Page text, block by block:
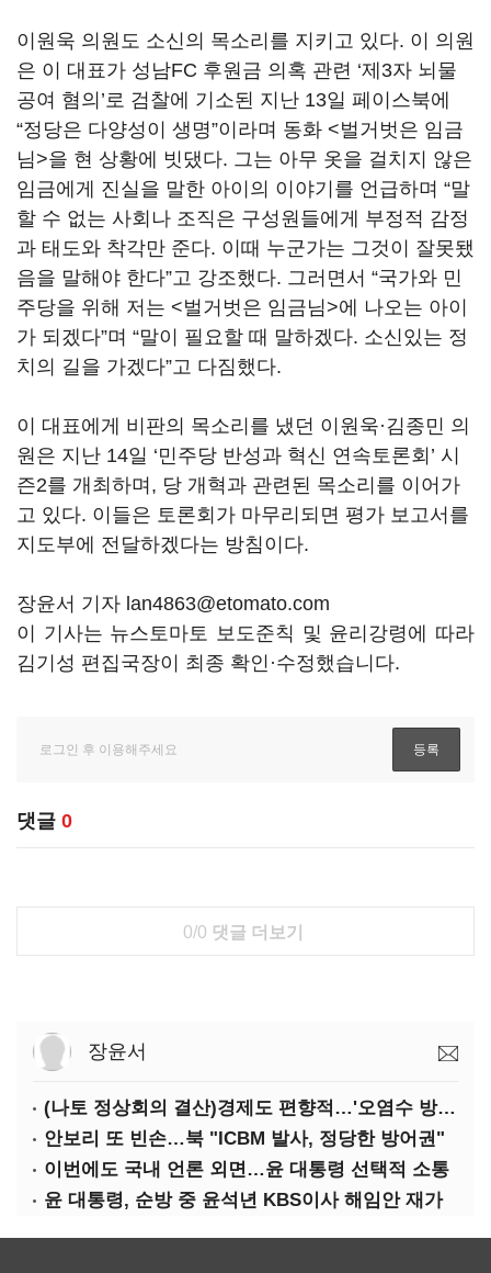
이원욱 의원도 소신의 목소리를 지키고 있다. 이 의원
은 이 대표가 성남FC 후원금 의혹 관련 ‘제3자 뇌물
공여 혐의’로 검찰에 기소된 지난 13일 페이스북에
“정당은 다양성이 생명”이라며 동화 <벌거벗은 임금
님>을 현 상황에 빗댔다. 그는 아무 옷을 걸치지 않은
임금에게 진실을 말한 아이의 이야기를 언급하며 “말
할 수 없는 사회나 조직은 구성원들에게 부정적 감정
과 태도와 착각만 준다. 이때 누군가는 그것이 잘못됐
음을 말해야 한다”고 강조했다. 그러면서 “국가와 민
주당을 위해 저는 <벌거벗은 임금님>에 나오는 아이
가 되겠다”며 “말이 필요할 때 말하겠다. 소신있는 정
치의 길을 가겠다”고 다짐했다.
이 대표에게 비판의 목소리를 냈던 이원욱·김종민 의
원은 지난 14일 ‘민주당 반성과 혁신 연속토론회’ 시
즌2를 개최하며, 당 개혁과 관련된 목소리를 이어가
고 있다. 이들은 토론회가 마무리되면 평가 보고서를
지도부에 전달하겠다는 방침이다.
장윤서 기자 lan4863@etomato.com
이 기사는 뉴스토마토 보도준칙 및 윤리강령에 따라
김기성 편집국장이 최종 확인·수정했습니다.
댓글 0
0/0 댓글 더보기
장윤서
(나토 정상회의 결산)경제도 편향적…'오염수 방류'만 용인
안보리 또 빈손…북 "ICBM 발사, 정당한 방어권"
이번에도 국내 언론 외면…윤 대통령 선택적 소통
윤 대통령, 순방 중 윤석년 KBS이사 해임안 재가